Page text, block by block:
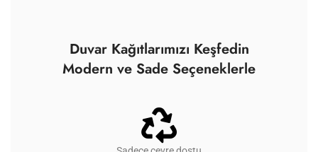
Duvar Kağıtlarımızı Keşfedin
Modern ve Sade Seçeneklerle